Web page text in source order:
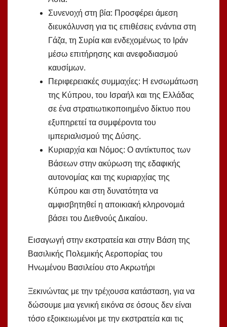
Συνενοχή στη βία: Προσφέρει άμεση
διευκόλυνση για τις επιθέσεις ενάντια στη
Γάζα, τη Συρία και ενδεχομένως το Ιράν
μέσω επιτήρησης και ανεφοδιασμού
καυσίμων.
Περιφερειακές συμμαχίες: Η ενσωμάτωση
της Κύπρου, του Ισραήλ και της Ελλάδας
σε ένα στρατιωτικοποιημένο δίκτυο που
εξυπηρετεί τα συμφέροντα του
ιμπεριαλισμού της Δύσης.
Κυριαρχία και Νόμος: Ο αντίκτυπος των
Βάσεων στην ακύρωση της εδαφικής
αυτονομίας και της κυριαρχίας της
Κύπρου και στη δυνατότητα να
αμφισβητηθεί η αποικιακή κληρονομιά
βάσει του Διεθνούς Δικαίου.
Εισαγωγή στην εκστρατεία και στην Βάση της
Βασιλικής Πολεμικής Αεροπορίας του
Ηνωμένου Βασιλείου στο Ακρωτήρι
Ξεκινώντας με την τρέχουσα κατάσταση, για να
δώσουμε μια γενική εικόνα σε όσους δεν είναι
τόσο εξοικειωμένοι με την εκστρατεία και τις